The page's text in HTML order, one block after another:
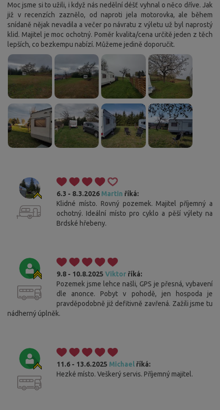
Moc jsme si to užili, i když nás nedělní déšť vyhnal o něco dříve. Jak
již v recenzích zaznělo, od naproti jela motorovka, ale během
snídaně nějak nevadila a večer po návratu z výletu už byl naprostý
klid. Majitel je moc ochotný. Poměr kvalita/cena určitě jeden z těch
lepších, co bezkempu nabízí. Můžeme jedině doporučit.
6.3 - 8.3.2026 Martin říká:
Klidné místo. Rovný pozemek. Majitel příjemný a
ochotný. Ideální místo pro cyklo a pěší výlety na
Brdské hřebeny.
9.8 - 10.8.2025 Viktor říká:
Pozemek jsme lehce našli, GPS je přesná, vybavení
dle anonce. Pobyt v pohodě, jen hospoda je
pravděpodobně již defitivně zavřená. Zažili jsme tu
nádherný úplněk.
11.6 - 13.6.2025 Michael říká:
Hezké místo. Veškerý servis. Příjemný majitel.